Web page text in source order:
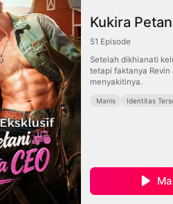
Kukira
51 Episode
Setelah dikhianati
tetapi faktanya Revin
menyakitinya.
Manis Identitas